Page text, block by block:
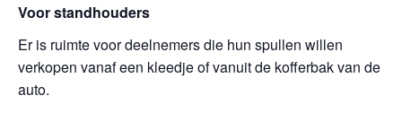
Voor standhouders
Er is ruimte voor deelnemers die hun spullen willen
verkopen vanaf een kleedje of vanuit de kofferbak van de
auto.